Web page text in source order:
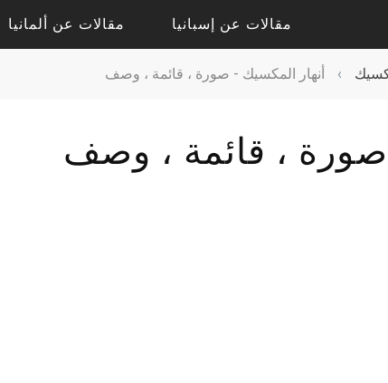
مقالات عن إسبانيا
مقالات حول فالنسيا
مقالات عن ألمانيا
› أنهار المكسيك - صورة ، قائمة ، وصف
صورة ، قائمة ، وصف